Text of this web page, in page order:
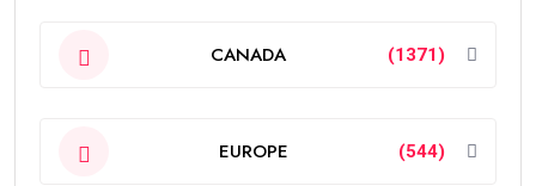
CANADA (1371)
EUROPE (544)